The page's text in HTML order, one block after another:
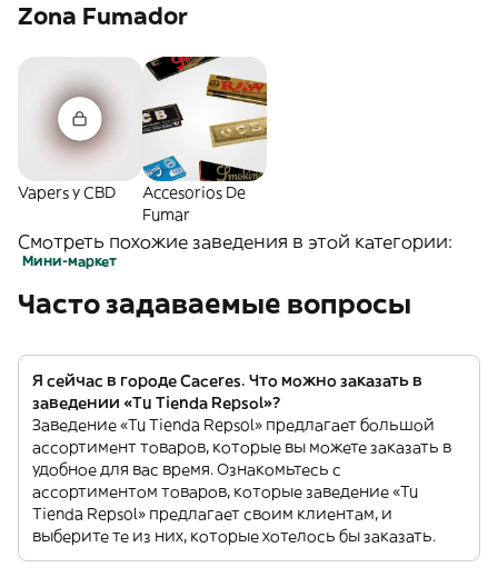
Zona Fumador
Vapers y CBD
Accesorios De
Fumar
Смотреть похожие заведения в этой категории:
Мини-маркет
Часто задаваемые вопросы
Я сейчас в городе Caceres. Что можно заказать в
заведении «Tu Tienda Repsol»?
Заведение «Tu Tienda Repsol» предлагает большой
ассортимент товаров, которые вы можете заказать в
удобное для вас время. Ознакомьтесь с
ассортиментом товаров, которые заведение «Tu
Tienda Repsol» предлагает своим клиентам, и
выберите те из них, которые хотелось бы заказать.